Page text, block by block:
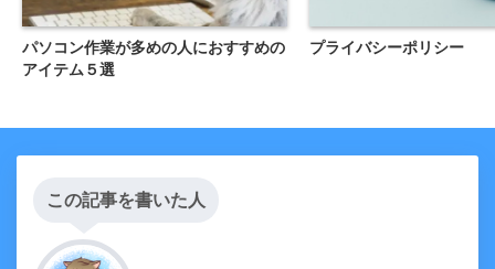
パソコン作業が多めの人におすすめの
アイテム５選
プライバシーポリシー
この記事を書いた人